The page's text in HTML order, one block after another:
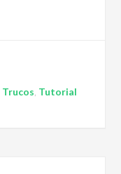
Trucos Tutorial